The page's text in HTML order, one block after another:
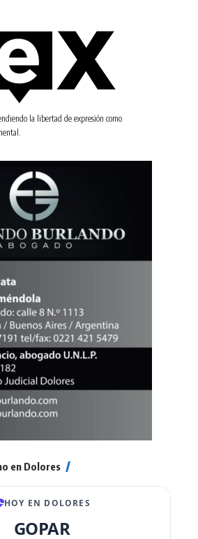
la libertad de expresión como
en Dolores